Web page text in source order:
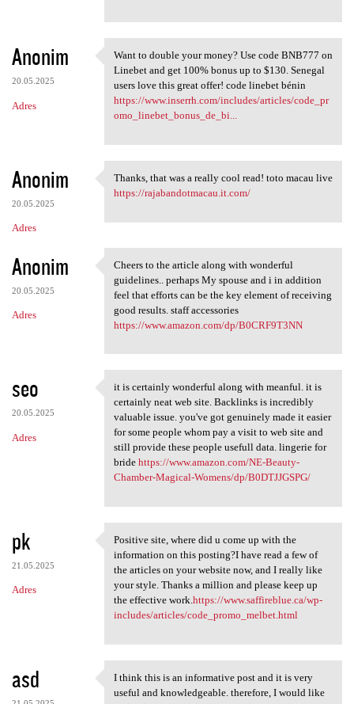
Anonim
20.05.2025
Adres
Want to double your money?
Want to double your money? Use code BNB777 on
Linebet and get 100% bonus up to $130. Senegal
users love this great offer! code linebet bénin
https://www.inserrh.com/includes/articles/code_pr
omo_linebet_bonus_de_bi...
Anonim
20.05.2025
Adres
Thanks, that was a really
Thanks, that was a really cool read! toto macau live
https://rajabandotmacau.it.com/
Anonim
20.05.2025
Adres
Cheers to the article along
Cheers to the article along with wonderful
guidelines.. perhaps My spouse and i in addition
feel that efforts can be the key element of receiving
good results. staff accessories
https://www.amazon.com/dp/B0CRF9T3NN
seo
20.05.2025
Adres
it is certainly wonderful
it is certainly wonderful along with meanful. it is
certainly neat web site. Backlinks is incredibly
valuable issue. you've got genuinely made it easier
for some people whom pay a visit to web site and
still provide these people usefull data. lingerie for
bride https://www.amazon.com/NE-Beauty-
Chamber-Magical-Womens/dp/B0DTJJGSPG/
pk
21.05.2025
Adres
Positive site, where did u
Positive site, where did u come up with the
information on this posting?I have read a few of
the articles on your website now, and I really like
your style. Thanks a million and please keep up
the effective work.https://www.saffireblue.ca/wp-
includes/articles/code_promo_melbet.html
asd I think this is an
I think this is an informative post and it is very
useful and knowledgeable. therefore, I would like